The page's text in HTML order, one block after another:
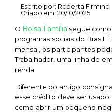
Escrito por: Roberta Firmino
Criado em: 20/10/2025
O Bolsa Família segue
programas sociais do Brasil.
mensal, os participantes
Trabalhador, uma linha de
renda.
Diferente do antigo
esse crédito deve ser usado
como abrir um pequeno